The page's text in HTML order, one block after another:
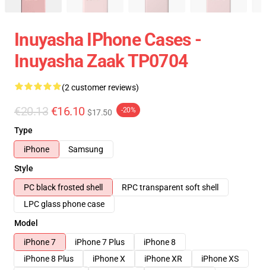
Inuyasha IPhone Cases -
Inuyasha Zaak TP0704
(2 customer reviews)
€20.13 €16.10 $17.50 -20%
Type
iPhone
Samsung
Style
PC black frosted shell
RPC transparent soft shell
LPC glass phone case
Model
iPhone 7
iPhone 7 Plus
iPhone 8
iPhone 8 Plus
iPhone X iPhone XR
iPhone XS